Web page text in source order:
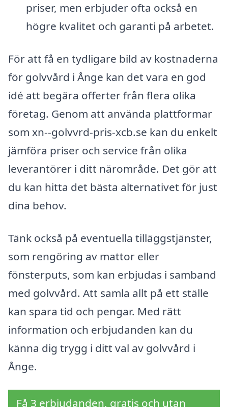
priser, men erbjuder ofta också en
högre kvalitet och garanti på arbetet.
För att få en tydligare bild av kostnaderna
för golvvård i Ånge kan det vara en god
idé att begära offerter från flera olika
företag. Genom att använda plattformar
som xn--golvvrd-pris-xcb.se kan du enkelt
jämföra priser och service från olika
leverantörer i ditt närområde. Det gör att
du kan hitta det bästa alternativet för just
dina behov.
Tänk också på eventuella tilläggstjänster,
som rengöring av mattor eller
fönsterputs, som kan erbjudas i samband
med golvvård. Att samla allt på ett ställe
kan spara tid och pengar. Med rätt
information och erbjudanden kan du
känna dig trygg i ditt val av golvvård i
Ånge.
Få 3 erbjudanden, gratis och utan